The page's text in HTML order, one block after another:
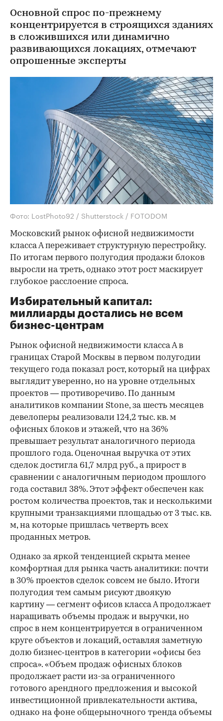
Основной спрос по-прежнему
концентрируется в строящихся зданиях
в сложившихся или динамично
развивающихся локациях, отмечают
опрошенные эксперты
Фото: LostPhoto92 / Shutterstock / FOTODOM
Московский рынок офисной недвижимости
класса А переживает структурную перестройку.
По итогам первого полугодия продажи блоков
выросли на треть, однако этот рост маскирует
глубокое расслоение спроса.
Избирательный капитал:
миллиарды достались не всем
бизнес-центрам
Рынок офисной недвижимости класса А в
границах Старой Москвы в первом полугодии
текущего года показал рост, который на цифрах
выглядит уверенно, но на уровне отдельных
проектов — противоречиво. По данным
аналитиков компании Stone, за шесть месяцев
девелоперы реализовали 124,2 тыс. кв. м
офисных блоков и этажей, что на 36%
превышает результат аналогичного периода
прошлого года. Оценочная выручка от этих
сделок достигла 61,7 млрд руб., а прирост в
сравнении с аналогичным периодом прошлого
года составил 38%. Этот эффект обеспечен как
ростом количества проектов, так и несколькими
крупными транзакциями площадью от 3 тыс. кв.
м, на которые пришлась четверть всех
проданных метров.
00:00 / 00:00
Однако за яркой тенденцией скрыта менее
комфортная для рынка часть аналитики: почти
в 30% проектов сделок совсем не было. Итоги
полугодия тем самым рисуют двоякую
картину — сегмент офисов класса А продолжает
наращивать объемы продаж и выручки, но
спрос в нем концентрируется в ограниченном
круге объектов и локаций, оставляя заметную
долю бизнес‑центров в категории «офисы без
спроса». «Объем продаж офисных блоков
продолжает расти из-за ограниченного
готового арендного предложения и высокой
инвестиционной привлекательности актива,
однако на фоне общерыночного тренда объемы